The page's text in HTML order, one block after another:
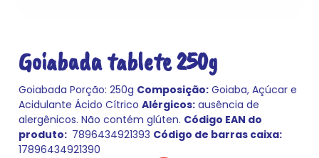
Goiabada tablete 250g
Goiabada Porção: 250g Composição:Goiaba, Açúcar e
Acidulante Ácido Cítrico Alérgicos:ausência de
alergênicos.Não contém glúten. Código EAN do
produto:7896434921393 Código de barras caixa:
17896434921390